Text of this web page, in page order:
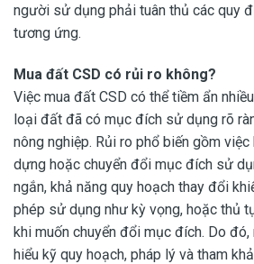
người sử dụng phải tuân thủ các quy
tương ứng.
Mua đất CSD có rủi ro không?
Việc mua đất CSD có thể tiềm ẩn
loại đất đã có mục đích sử dụng rõ
nông nghiệp. Rủi ro phổ biến gồm
dựng hoặc chuyển đổi mục đích sử
ngắn, khả năng quy hoạch thay đổi
phép sử dụng như kỳ vọng, hoặc thủ
khi muốn chuyển đổi mục đích. Do
hiểu kỹ quy hoạch, pháp lý và tham